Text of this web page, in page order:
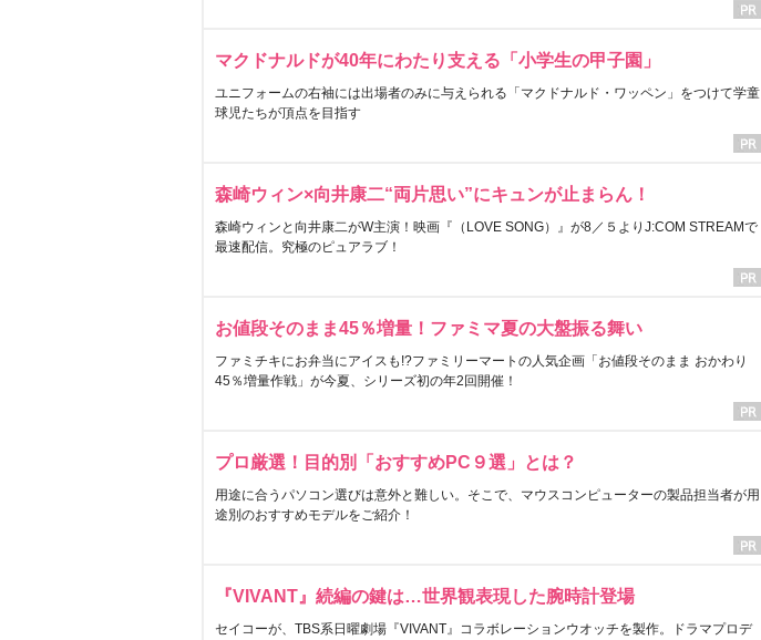
マクドナルドが40年にわたり支える「小学生の甲子園」
ユニフォームの右袖には出場者のみに与えられる「マクドナルド・ワッペン」をつけて学童
球児たちが頂点を目指す
森崎ウィン×向井康二“両片思い”にキュンが止まらん！
森崎ウィンと向井康二がW主演！映画『（LOVE SONG）』が8／５よりJ:COM STREAMで
最速配信。究極のピュアラブ！
お値段そのまま45％増量！ファミマ夏の大盤振る舞い
ファミチキにお弁当にアイスも!?ファミリーマートの人気企画「お値段そのまま おかわり
45％増量作戦」が今夏、シリーズ初の年2回開催！
プロ厳選！目的別「おすすめPC９選」とは？
用途に合うパソコン選びは意外と難しい。そこで、マウスコンピューターの製品担当者が用
途別のおすすめモデルをご紹介！
『VIVANT』続編の鍵は…世界観表現した腕時計登場
セイコーが、TBS系日曜劇場『VIVANT』コラボレーションウオッチを製作。ドラマプロデ